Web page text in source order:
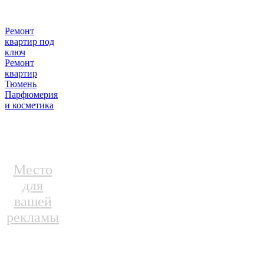
Ремонт
квартир под
ключ
Ремонт
квартир
Тюмень
Парфюмерия
и косметика
Место
для
вашей
рекламы